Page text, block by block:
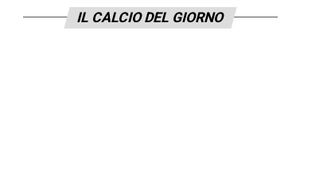
IL CALCIO DEL GIORNO